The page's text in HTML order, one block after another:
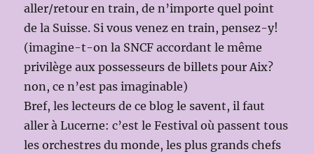
aller/retour en train, de n’importe quel point
de la Suisse. Si vous venez en train, pensez-y!
(imagine-t-on la SNCF accordant le même
privilège aux possesseurs de billets pour Aix?
non, ce n’est pas imaginable)
Bref, les lecteurs de ce blog le savent, il faut
aller à Lucerne: c’est le Festival où passent tous
les orchestres du monde, les plus grands chefs